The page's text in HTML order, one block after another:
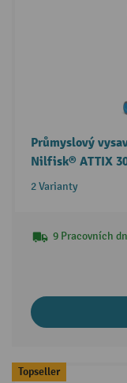
Průmyslový
Nilfisk® ATTIX
2 Varianty
9 Pracovních
Topseller